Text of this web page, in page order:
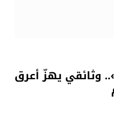
يهزّ أعرق